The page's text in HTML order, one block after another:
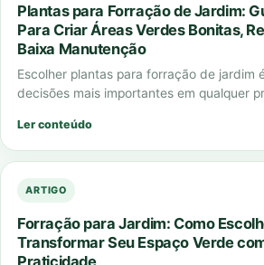
Plantas para Forração de Jardim:
Para Criar Áreas Verdes Bonitas,
Baixa Manutenção
Escolher plantas para forração de jardim
decisões mais importantes em qualquer
Ler conteúdo
ARTIGO
Forração para Jardim: Como
Transformar Seu Espaço Verde
Praticidade